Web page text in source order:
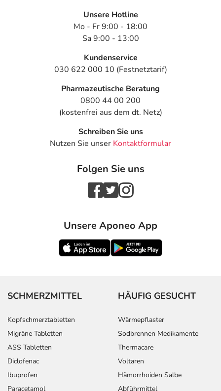
Unsere Hotline
Mo - Fr 9:00 - 18:00
Sa 9:00 - 13:00
Kundenservice
030 622 000 10 (Festnetztarif)
Pharmazeutische Beratung
0800 44 00 200
(kostenfrei aus dem dt. Netz)
Schreiben Sie uns
Nutzen Sie unser Kontaktformular
Folgen Sie uns
Unsere Aponeo App
SCHMERZMITTEL
Kopfschmerztabletten
Migräne Tabletten
ASS Tabletten
Diclofenac
Ibuprofen
Paracetamol
HÄUFIG GESUCHT
Wärmepflaster
Sodbrennen Medikamente
Thermacare
Voltaren
Hämorrhoiden Salbe
Abführmittel